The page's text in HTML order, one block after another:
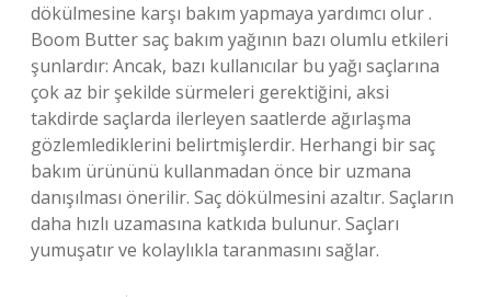
dökülmesine karşı bakım yapmaya yardımcı olur .
Boom Butter saç bakım yağının bazı olumlu etkileri
şunlardır: Ancak, bazı kullanıcılar bu yağı saçlarına
çok az bir şekilde sürmeleri gerektiğini, aksi
takdirde saçlarda ilerleyen saatlerde ağırlaşma
gözlemlediklerini belirtmişlerdir. Herhangi bir saç
bakım ürününü kullanmadan önce bir uzmana
danışılması önerilir. Saç dökülmesini azaltır. Saçların
daha hızlı uzamasına katkıda bulunur. Saçları
yumuşatır ve kolaylıkla taranmasını sağlar.